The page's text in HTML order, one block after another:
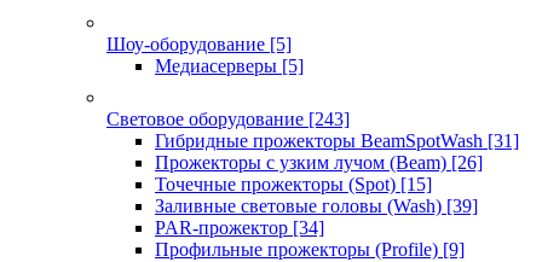
Шоу-оборудование [5]
Медиасерверы [5]
Световое оборудование [243]
Гибридные прожекторы BeamSpotWash [31]
Прожекторы с узким лучом (Beam) [26]
Точечные прожекторы (Spot) [15]
Заливные световые головы (Wash) [39]
PAR-прожектор [34]
Профильные прожекторы (Profile) [9]